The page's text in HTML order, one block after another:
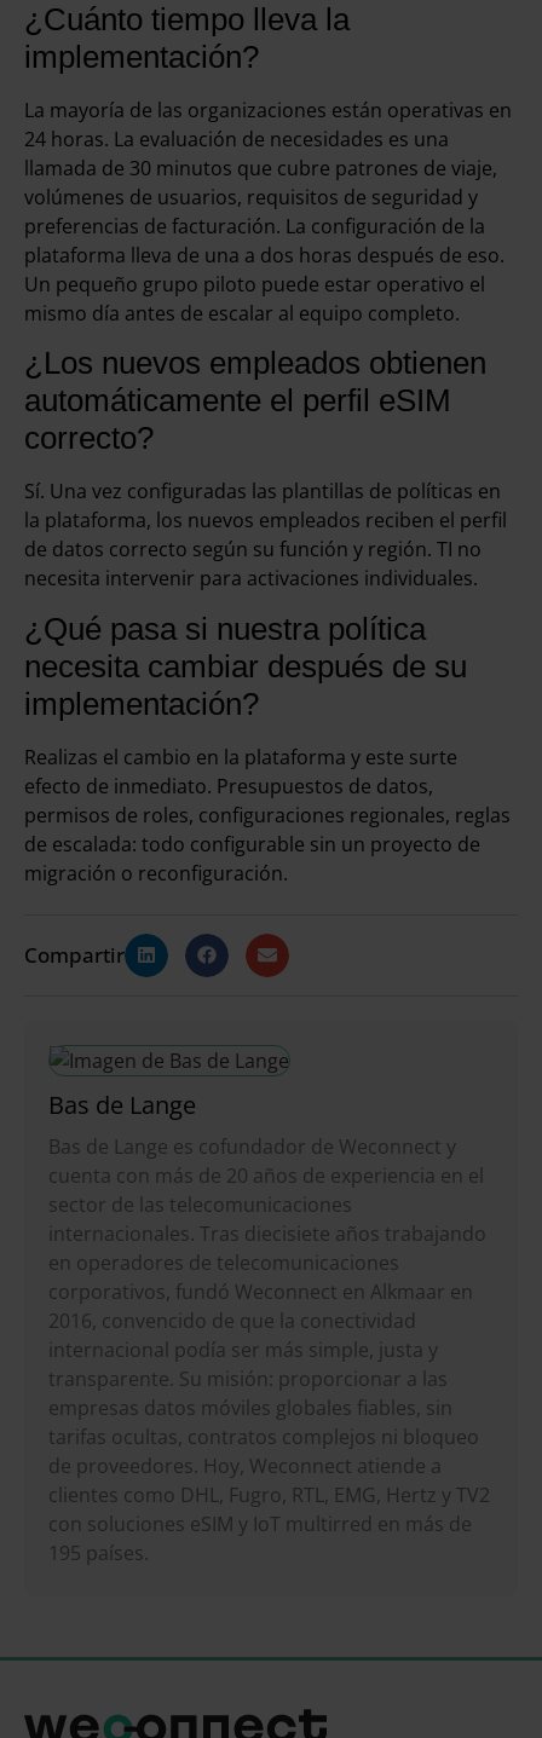
¿Cuánto tiempo lleva la
implementación?
La mayoría de las organizaciones están operativas en
24 horas. La evaluación de necesidades es una
llamada de 30 minutos que cubre patrones de viaje,
volúmenes de usuarios, requisitos de seguridad y
preferencias de facturación. La configuración de la
plataforma lleva de una a dos horas después de eso.
Un pequeño grupo piloto puede estar operativo el
mismo día antes de escalar al equipo completo.
¿Los nuevos empleados obtienen
automáticamente el perfil eSIM
correcto?
Sí. Una vez configuradas las plantillas de políticas en
la plataforma, los nuevos empleados reciben el perfil
de datos correcto según su función y región. TI no
necesita intervenir para activaciones individuales.
¿Qué pasa si nuestra política
necesita cambiar después de su
implementación?
Realizas el cambio en la plataforma y este surte
efecto de inmediato. Presupuestos de datos,
permisos de roles, configuraciones regionales, reglas
de escalada: todo configurable sin un proyecto de
migración o reconfiguración.
Compartir
Bas de Lange
Bas de Lange es cofundador de Weconnect y
cuenta con más de 20 años de experiencia en el
sector de las telecomunicaciones
internacionales. Tras diecisiete años trabajando
en operadores de telecomunicaciones
corporativos, fundó Weconnect en Alkmaar en
2016, convencido de que la conectividad
internacional podía ser más simple, justa y
transparente. Su misión: proporcionar a las
empresas datos móviles globales fiables, sin
tarifas ocultas, contratos complejos ni bloqueo
de proveedores. Hoy, Weconnect atiende a
clientes como DHL, Fugro, RTL, EMG, Hertz y TV2
con soluciones eSIM y IoT multirred en más de
195 países.